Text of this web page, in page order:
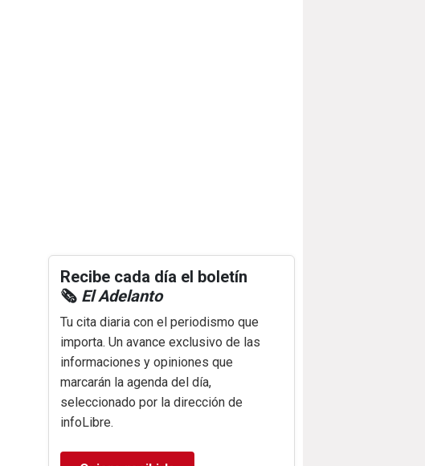
Recibe cada día el boletín
🗞️ El Adelanto
Tu cita diaria con el periodismo que
importa. Un avance exclusivo de las
informaciones y opiniones que
marcarán la agenda del día,
seleccionado por la dirección de
infoLibre.